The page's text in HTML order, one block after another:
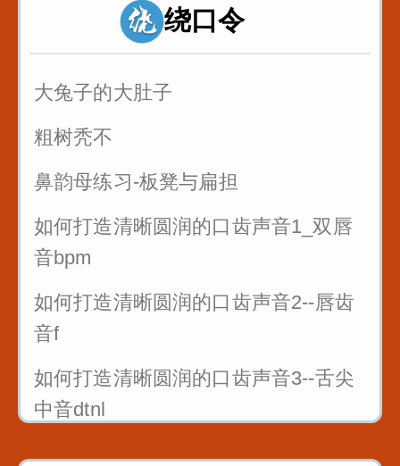
诸葛亮 八扇屏 绕口令
大兔子的大肚子
粗树秃不
鼻韵母练习-板凳与扁担
如何打造清晰圆润的口齿声音1_双唇
音bpm
如何打造清晰圆润的口齿声音2--唇齿
音f
如何打造清晰圆润的口齿声音3--舌尖
中音dtnl
1_双唇音bpm_八百标兵奔北坡